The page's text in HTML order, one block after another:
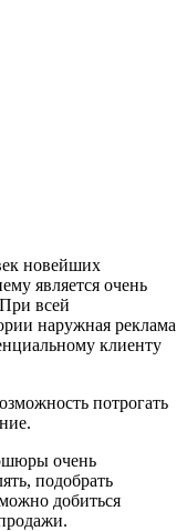
новейших
является очень
всей
наружная реклама
клиенту
потрогать
очень
подобрать
добиться